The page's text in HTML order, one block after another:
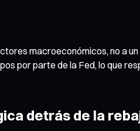
macroeconómicos, no a
por parte de la Fed, lo que
detrás de la